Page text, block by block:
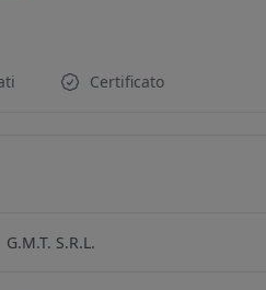
Certificato
G.M.T. S.R.L.